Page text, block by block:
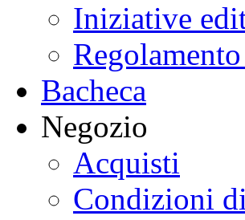
Iniziative
Bacheca
Negozio
Acquisti
Condizioni